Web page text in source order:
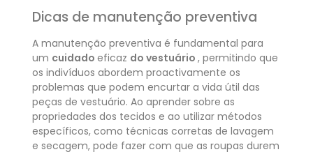
Dicas de manutenção preventiva
A manutenção preventiva é fundamental para
um cuidado eficaz do vestuário , permitindo que
os indivíduos abordem proactivamente os
problemas que podem encurtar a vida útil das
peças de vestuário. Ao aprender sobre as
propriedades dos tecidos e ao utilizar métodos
específicos, como técnicas corretas de lavagem
e secagem, pode fazer com que as roupas durem